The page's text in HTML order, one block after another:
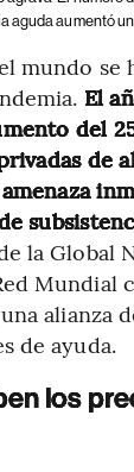
aguda aumentó
mundo se
El
del
de
la Global
Mundial
alianza
de ayuda.
los